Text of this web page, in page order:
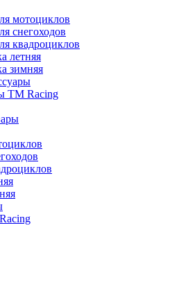
мотоциклов
снегоходов
квадроциклов
летняя
зимняя
TM Racing